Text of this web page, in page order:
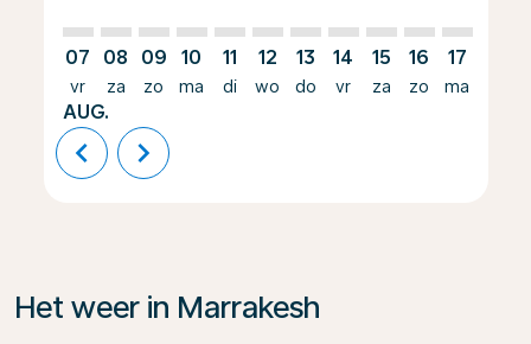
07
vr
AUG.
08
za
09
zo
10
ma
11
di
12
wo
13
do
14
vr
15
za
16
zo
17
ma
chevron_left chevron_right
Het weer in Marrakesh